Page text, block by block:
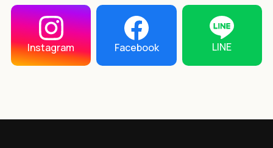
Instagram Facebook LINE